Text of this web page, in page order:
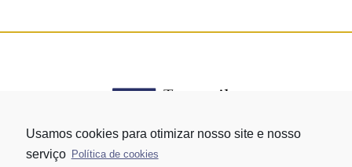
Usamos cookies para otimizar nosso site e nosso
serviço Política de cookies